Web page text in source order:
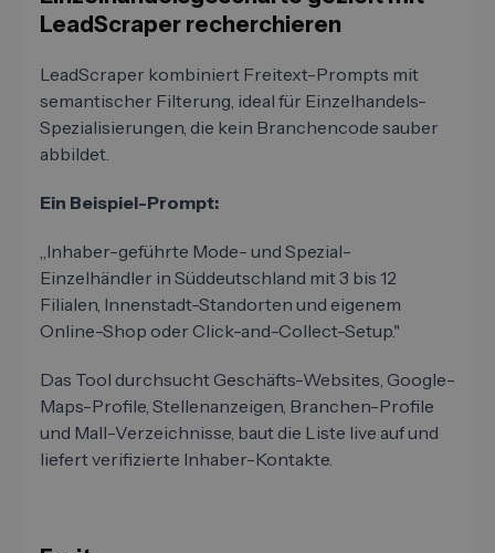
LeadScraper recherchieren
LeadScraper kombiniert Freitext-Prompts mit
semantischer Filterung, ideal für Einzelhandels-
Spezialisierungen, die kein Branchencode sauber
abbildet.
Ein Beispiel-Prompt:
„Inhaber-geführte Mode- und Spezial-
Einzelhändler in Süddeutschland mit 3 bis 12
Filialen, Innenstadt-Standorten und eigenem
Online-Shop oder Click-and-Collect-Setup."
Das Tool durchsucht Geschäfts-Websites, Google-
Maps-Profile, Stellenanzeigen, Branchen-Profile
und Mall-Verzeichnisse, baut die Liste live auf und
liefert verifizierte Inhaber-Kontakte.